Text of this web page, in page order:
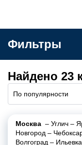
Фильтры
Найдено 23
По популярности
Москва – Углич –
Новгород –
Волгоград – Ильевка